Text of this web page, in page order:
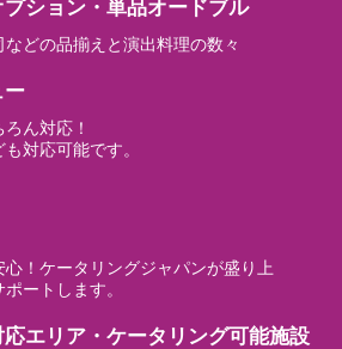
ション・単品オードブル
どの品揃えと演出料理の数々
ん対応！
対応可能です。
！ケータリングジャパンが盛り上
ートします。
エリア・ケータリング可能施設